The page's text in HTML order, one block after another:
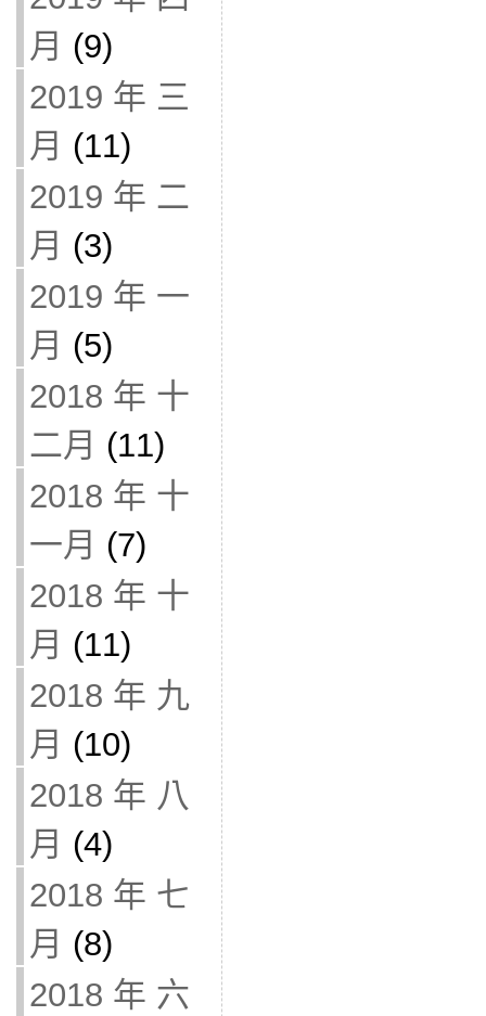
月 (9)
2019 年 三
月 (11)
2019 年 二
月 (3)
2019 年 一
月 (5)
2018 年 十
二月 (11)
2018 年 十
一月 (7)
2018 年 十
月 (11)
2018 年 九
月 (10)
2018 年 八
月 (4)
2018 年 七
月 (8)
2018 年 六